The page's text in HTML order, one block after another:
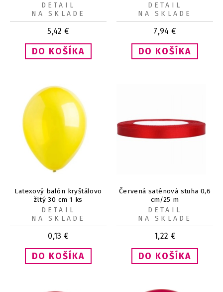
5,42 €
DETAIL
NA SKLADE
7,94 €
DETAIL
NA SKLADE
Latexový balón kryštálovo
žltý 30 cm 1 ks
0,13 €
DETAIL
NA SKLADE
Červená saténová stuha 0,6
cm/25 m
1,22 €
DETAIL
NA SKLADE